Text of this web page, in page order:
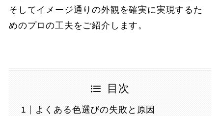
そしてイメージ通りの外観を確実に実現するた
めのプロの工夫をご紹介します。
目次
よくある色選びの失敗と原因